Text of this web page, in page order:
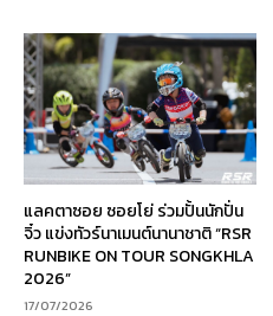
แลคตาซอย ซอยโย่ ร่วมปั้นนักปั่น
จิ๋ว แข่งทัวร์นาเมนต์นานาชาติ “RSR
RUNBIKE ON TOUR SONGKHLA
2026”
17/07/2026